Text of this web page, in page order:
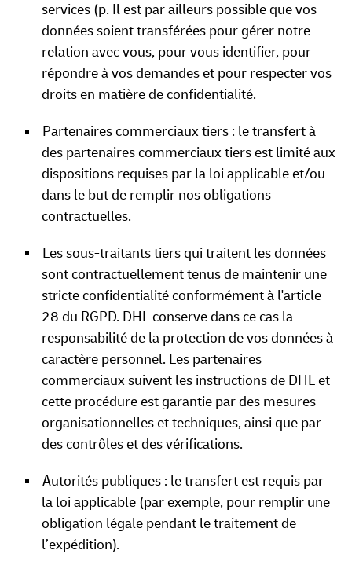
services (p. Il est par ailleurs possible que vos
données soient transférées pour gérer notre
relation avec vous, pour vous identifier, pour
répondre à vos demandes et pour respecter vos
droits en matière de confidentialité.
Partenaires commerciaux tiers : le transfert à
des partenaires commerciaux tiers est limité aux
dispositions requises par la loi applicable et/ou
dans le but de remplir nos obligations
contractuelles.
Les sous-traitants tiers qui traitent les données
sont contractuellement tenus de maintenir une
stricte confidentialité conformément à l'article
28 du RGPD. DHL conserve dans ce cas la
responsabilité de la protection de vos données à
caractère personnel. Les partenaires
commerciaux suivent les instructions de DHL et
cette procédure est garantie par des mesures
organisationnelles et techniques, ainsi que par
des contrôles et des vérifications.
Autorités publiques : le transfert est requis par
la loi applicable (par exemple, pour remplir une
obligation légale pendant le traitement de
l’expédition).